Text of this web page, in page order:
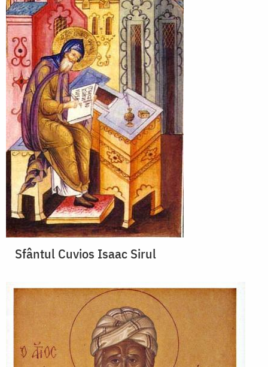
Sfântul Cuvios Isaac Sirul